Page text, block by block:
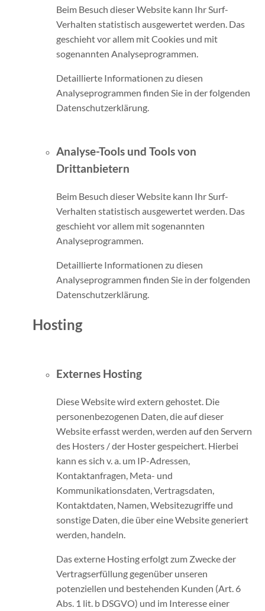
Beim Besuch dieser Website kann Ihr Surf-
Verhalten statistisch ausgewertet werden. Das
geschieht vor allem mit Cookies und mit
sogenannten Analyseprogrammen.
Detaillierte Informationen zu diesen
Analyseprogrammen finden Sie in der folgenden
Datenschutzerklärung.
Analyse-Tools und Tools von
Drittanbietern
Beim Besuch dieser Website kann Ihr Surf-
Verhalten statistisch ausgewertet werden. Das
geschieht vor allem mit sogenannten
Analyseprogrammen.
Detaillierte Informationen zu diesen
Analyseprogrammen finden Sie in der folgenden
Datenschutzerklärung.
Hosting
Externes Hosting
Diese Website wird extern gehostet. Die
personenbezogenen Daten, die auf dieser
Website erfasst werden, werden auf den Servern
des Hosters / der Hoster gespeichert. Hierbei
kann es sich v. a. um IP-Adressen,
Kontaktanfragen, Meta- und
Kommunikationsdaten, Vertragsdaten,
Kontaktdaten, Namen, Websitezugriffe und
sonstige Daten, die über eine Website generiert
werden, handeln.
Das externe Hosting erfolgt zum Zwecke der
Vertragserfüllung gegenüber unseren
potenziellen und bestehenden Kunden (Art. 6
Abs. 1 lit. b DSGVO) und im Interesse einer